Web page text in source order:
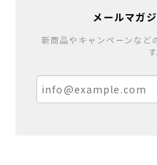
メールマガ
新商品やキャンペーンなど
す